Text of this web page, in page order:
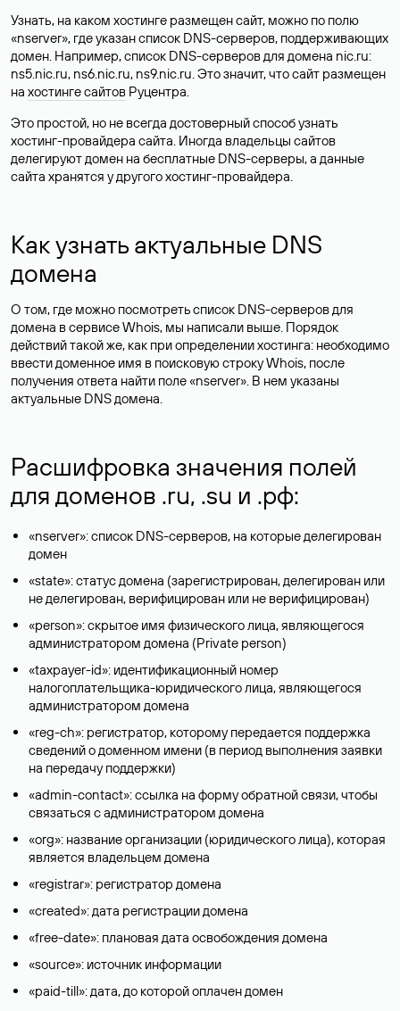
Узнать, на каком хостинге размещен сайт, можно по полю
«nserver», где указан список DNS-серверов, поддерживающих
домен. Например, список DNS-серверов для домена nic.ru:
ns5.nic.ru, ns6.nic.ru, ns9.nic.ru. Это значит, что сайт размещен
на хостинге сайтов Руцентра.
Это простой, но не всегда достоверный способ узнать
хостинг-провайдера сайта. Иногда владельцы сайтов
делегируют домен на бесплатные DNS-серверы, а данные
сайта хранятся у другого хостинг-провайдера.
Как узнать актуальные DNS
домена
О том, где можно посмотреть список DNS-серверов для
домена в сервисе Whois, мы написали выше. Порядок
действий такой же, как при определении хостинга: необходимо
ввести доменное имя в поисковую строку Whois, после
получения ответа найти поле «nserver». В нем указаны
актуальные DNS домена.
Расшифровка значения полей
для доменов .ru, .su и .рф:
«nserver»: список DNS-серверов, на которые делегирован
домен
«state»: статус домена (зарегистрирован, делегирован или
не делегирован, верифицирован или не верифицирован)
«person»: скрытое имя физического лица, являющегося
администратором домена (Privatе person)
«taxpayer-id»: идентификационный номер
налогоплательщика-юридического лица, являющегося
администратором домена
«reg-ch»: регистратор, которому передается поддержка
сведений о доменном имени (в период выполнения заявки
на передачу поддержки)
«admin-contact»: ссылка на форму обратной связи, чтобы
связаться с администратором домена
«org»: название организации (юридического лица), которая
является владельцем домена
«registrar»: регистратор домена
«created»: дата регистрации домена
«free-date»: плановая дата освобождения домена
«source»: источник информации
«paid-till»: дата, до которой оплачен домен